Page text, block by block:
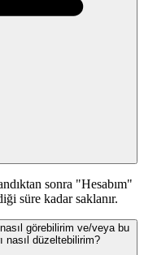
sonra "Hesabım"
süre kadar saklanır.
görebilirim ve/veya bu
nasıl düzeltebilirim?